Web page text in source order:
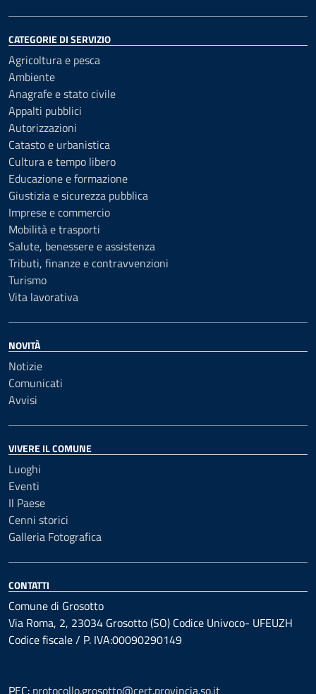
CATEGORIE DI SERVIZIO
Agricoltura e pesca
Ambiente
Anagrafe e stato civile
Appalti pubblici
Autorizzazioni
Catasto e urbanistica
Cultura e tempo libero
Educazione e formazione
Giustizia e sicurezza pubblica
Imprese e commercio
Mobilità e trasporti
Salute, benessere e assistenza
Tributi, finanze e contravvenzioni
Turismo
Vita lavorativa
NOVITÀ
Notizie
Comunicati
Avvisi
VIVERE IL COMUNE
Luoghi
Eventi
Il Paese
Cenni storici
Galleria Fotografica
CONTATTI
Comune di Grosotto
Via Roma, 2, 23034 Grosotto (SO) Codice Univoco- UFEUZH
Codice fiscale / P. IVA:00090290149
PEC: protocollo.grosotto@cert.provincia.so.it